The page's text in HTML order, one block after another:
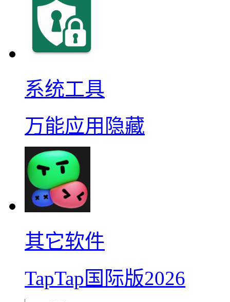
系统工具
万能应用隐藏
其它软件
TapTap国际版2026